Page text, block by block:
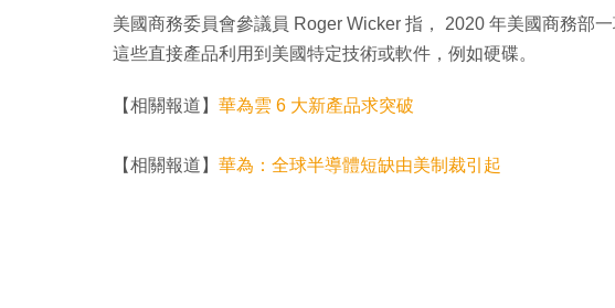
美國商務委員會參議員 Roger Wicker 指， 2020 年美國商務部
這些直接產品利用到美國特定技術或軟件，例如硬碟。
【相關報道】 華為雲 6 大新產品求突破
【相關報道】 華為：全球半導體短缺由美制裁引起